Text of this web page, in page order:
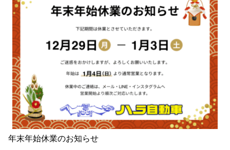
年末年始休業のお知らせ